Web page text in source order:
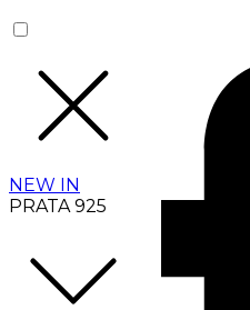
NEW IN
PRATA 925